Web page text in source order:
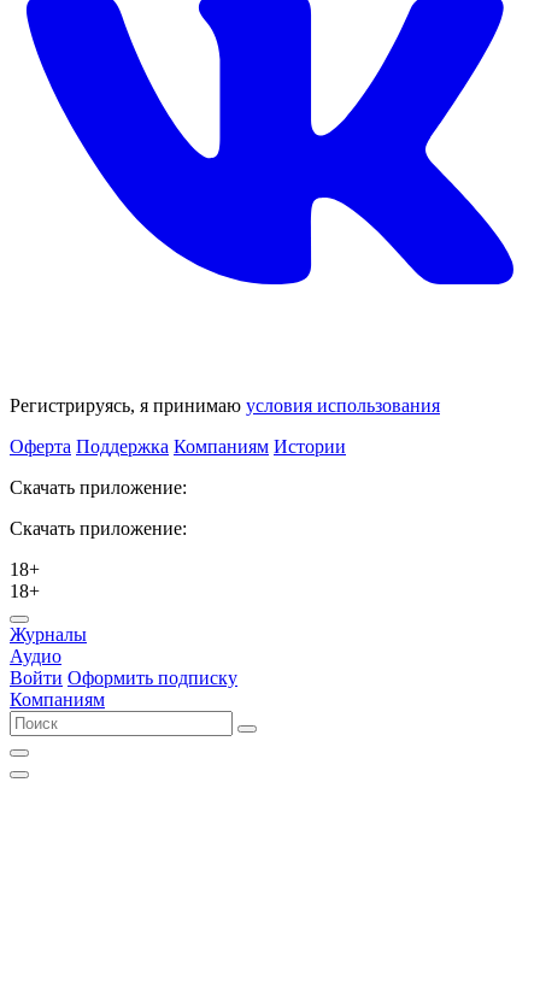
Регистрируясь, я принимаю условия использования
Оферта Поддержка Компаниям Истории
Скачать приложение:
Скачать приложение:
18+
18+
Журналы
Аудио
Войти Оформить подписку
Компаниям